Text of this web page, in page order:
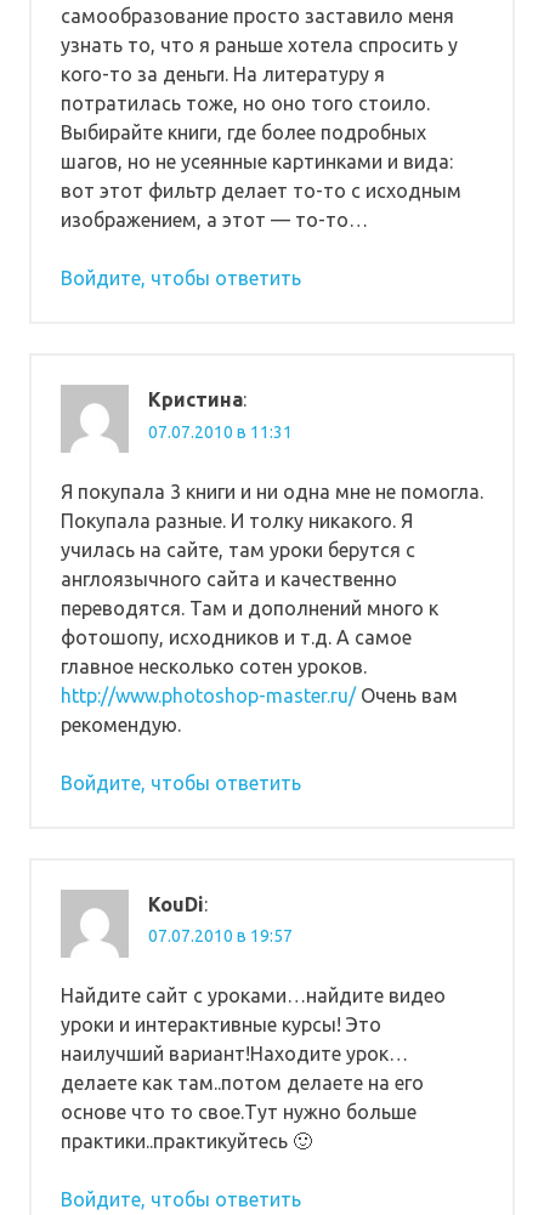
самообразование просто заставило меня
узнать то, что я раньше хотела спросить у
кого-то за деньги. На литературу я
потратилась тоже, но оно того стоило.
Выбирайте книги, где более подробных
шагов, но не усеянные картинками и вида:
вот этот фильтр делает то-то с исходным
изображением, а этот — то-то…
Войдите, чтобы ответить
Кристина:
07.07.2010 в 11:31
Я покупала 3 книги и ни одна мне не помогла.
Покупала разные. И толку никакого. Я
училась на сайте, там уроки берутся с
англоязычного сайта и качественно
переводятся. Там и дополнений много к
фотошопу, исходников и т.д. А самое
главное несколько сотен уроков.
http://www.photoshop-master.ru/Очень вам
рекомендую.
Войдите, чтобы ответить
KouDi:
07.07.2010 в 19:57
Найдите сайт с уроками…найдите видео
уроки и интерактивные курсы! Это
наилучший вариант!Находите урок…
делаете как там..потом делаете на его
основе что то свое.Тут нужно больше
практики..практикуйтесь 🙂
Войдите, чтобы ответить